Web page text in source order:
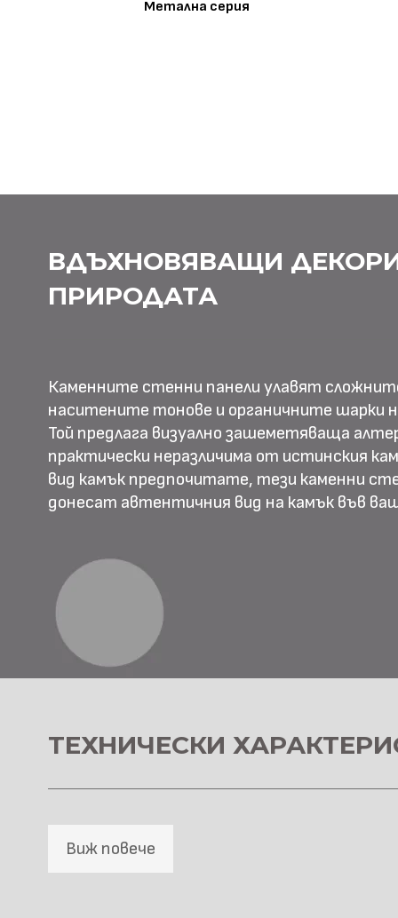
Метална серия
ВДЪХНОВЯВАЩИ
ПРИРОДАТА
Каменните стенни панели улавят
наситените тонове и органичните шарки
Той предлага визуално зашеметяваща
практически неразличима от истинския
вид камък предпочитате, тези каменни
донесат автентичния вид на камък във
ТЕХНИЧЕСКИ
Виж повече